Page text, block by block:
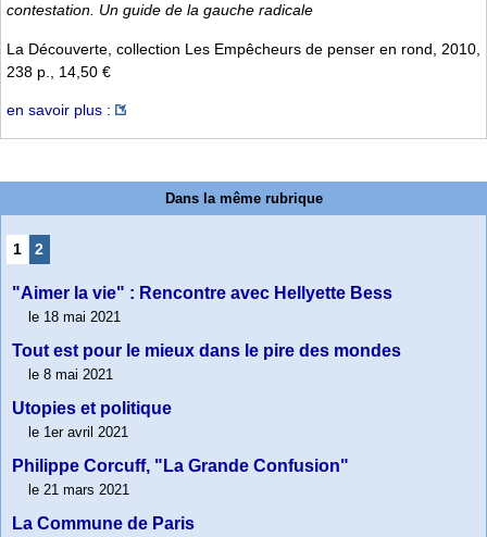
contestation. Un guide de la gauche radicale
La Découverte, collection Les Empêcheurs de penser en rond, 2010,
238 p., 14,50 €
en savoir plus :
Dans la même rubrique
1 2
"Aimer la vie" : Rencontre avec Hellyette Bess
le 18 mai 2021
Tout est pour le mieux dans le pire des mondes
le 8 mai 2021
Utopies et politique
le 1er avril 2021
Philippe Corcuff, "La Grande Confusion"
le 21 mars 2021
La Commune de Paris